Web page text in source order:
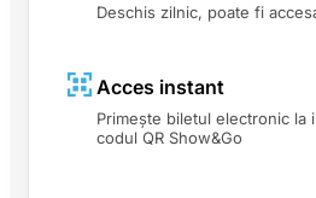
Deschis zilnic, poate fi
Acces instant
Primește biletul electronic la
codul QR Show&Go